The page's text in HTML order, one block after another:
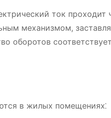
ток проходит
механизмом,
оборотов
в жилых помещениях⁚